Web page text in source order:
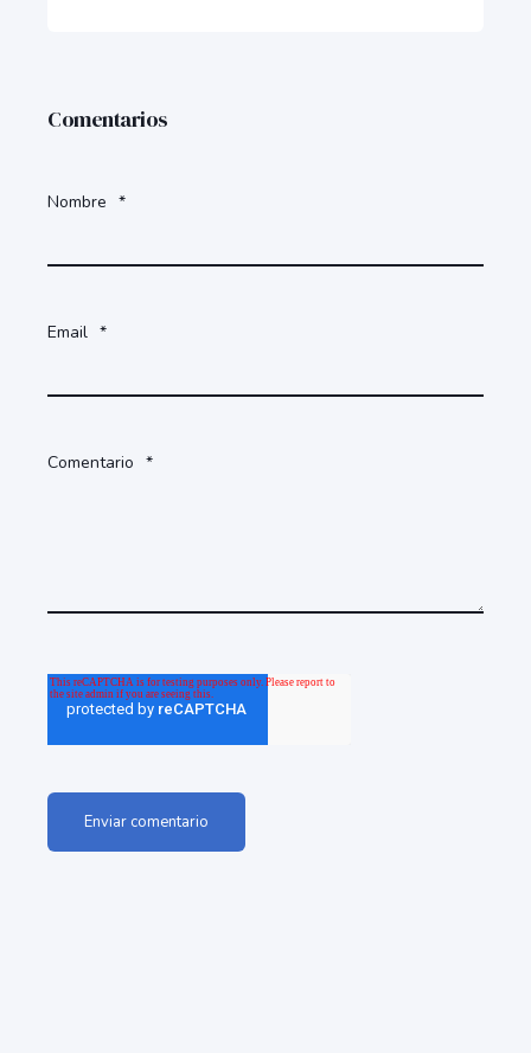
Comentarios
Nombre *
Email *
Comentario *